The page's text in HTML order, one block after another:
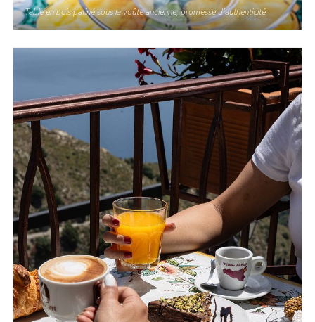
Table en bois patiné sous la voûte ancienne, promesse d’authenticité